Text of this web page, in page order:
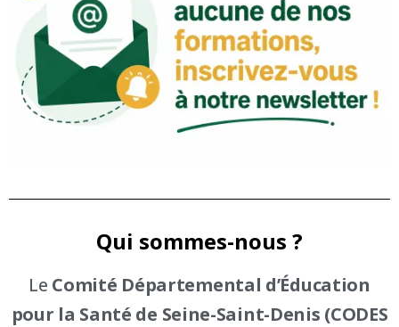
Qui sommes-nous ?
Le Comité Départemental d’Éducation
pour la Santé de Seine-Saint-Denis (CODES